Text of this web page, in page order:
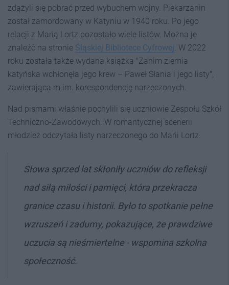
zdążyli się pobrać przed wybuchem wojny. Piekarzanin
został zamordowany w Katyniu w 1940 roku . Po jego
relacji z Marią Lortz pozostało wiele listów. Można je
znaleźć na stronie Śląskiej Bibliotece Cyfrowej . W 2022
roku została także wydana książka "Zanim ziemia
katyńska wchłonęła jego krew – Paweł Słania i jego listy",
zawierająca m.im. korespondencję narzeczonych.
Nad pismami właśnie pochylili się uczniowie Zespołu Szkół
Techniczno-Zawodowych. W romantycznej scenerii
młodzież odczytała listy narzeczonego do Marii Lortz.
Słowa sprzed lat skłoniły uczniów do refleksji
nad siłą miłości i pamięci, która przekracza
granice czasu i historii. Było to spotkanie pełne
wzruszeń i zadumy, pokazujące, że prawdziwe
uczucia są nieśmiertelne - wspomina szkolna
społeczność.